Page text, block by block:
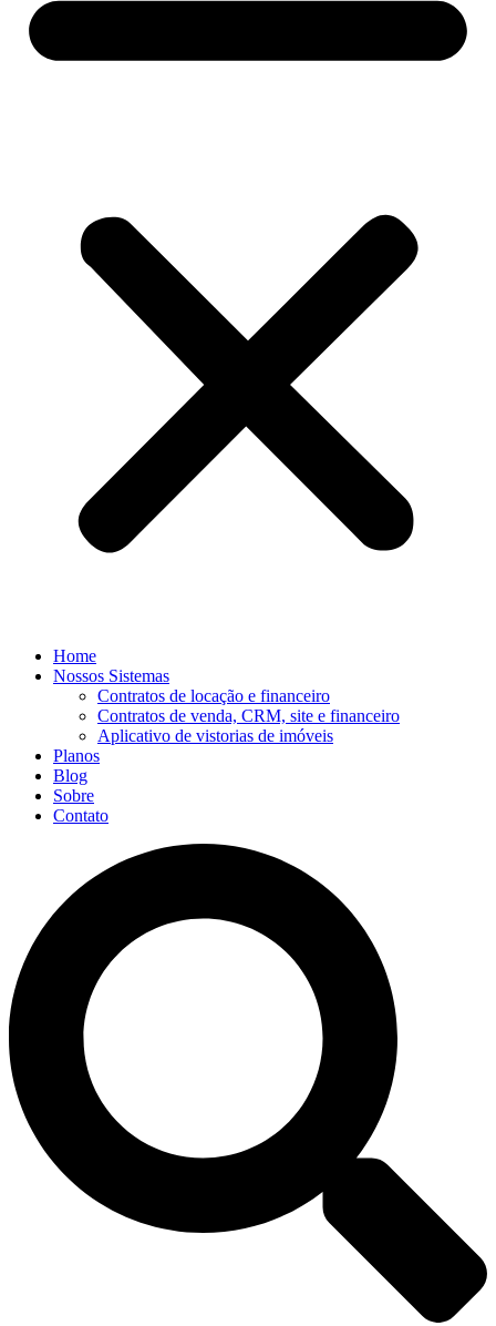
Home
Nossos Sistemas
Contratos de locação e financeiro
Contratos de venda, CRM, site e financeiro
Aplicativo de vistorias de imóveis
Planos
Blog
Sobre
Contato